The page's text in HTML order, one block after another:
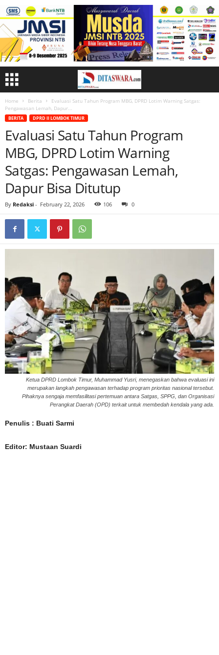
Home Berita
Evaluasi Satu Tahun Program MBG, DPRD Lotim Warning Satgas:
Pengawasan Lemah, Dapur...
BERITA DPRD II LOMBOK TIMUR
Evaluasi Satu Tahun Program
MBG, DPRD Lotim Warning
Satgas: Pengawasan Lemah,
Dapur Bisa Ditutup
By Redaksi - February 22, 2026 106 0
Ketua DPRD Lombok Timur, Muhammad Yusri, menegaskan bahwa evaluasi ini
merupakan langkah pengawasan terhadap program prioritas nasional tersebut.
Pihaknya sengaja memfasilitasi pertemuan antara Satgas, SPPG, dan Organisasi
Perangkat Daerah (OPD) terkait untuk membedah kendala yang ada.
Penulis : Buati Sarmi
Editor: Mustaan Suardi